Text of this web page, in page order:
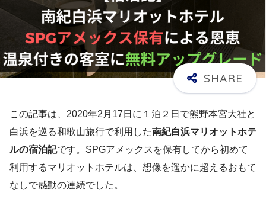
この記事は、2020年2月17日に１泊２日で熊野本宮大社と
白浜を巡る和歌山旅行で利用した南紀白浜マリオットホテ
ルの宿泊記です。SPGアメックスを保有してから初めて
利用するマリオットホテルは、想像を遥かに超えるおもて
なしで感動の連続でした。